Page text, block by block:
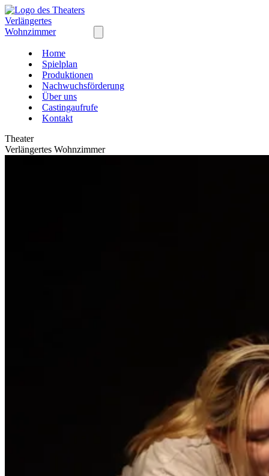
Home
Spielplan
Produktionen
Nachwuchsförderung
Über uns
Castingaufrufe
Kontakt
Theater
Verlängertes Wohnzimmer